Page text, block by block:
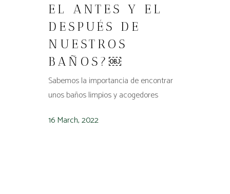
EL ANTES Y EL
DESPUÉS DE
NUESTROS
BAÑOS?￼
Sabemos la importancia de encontrar
unos baños limpios y acogedores
16 March, 2022